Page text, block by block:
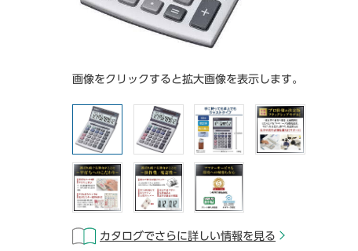
画像をクリックすると拡大画像を表示します。
カタログでさらに詳しい情報を見る